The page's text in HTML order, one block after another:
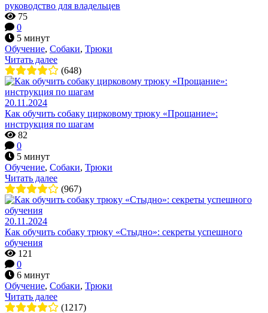
руководство для владельцев
75
0
5 минут
Обучение, Собаки, Трюки
Читать далее
(648)
20.11.2024
Как обучить собаку цирковому трюку «Прощание»:
инструкция по шагам
82
0
5 минут
Обучение, Собаки, Трюки
Читать далее
(967)
20.11.2024
Как обучить собаку трюку «Стыдно»: секреты успешного
обучения
121
0
6 минут
Обучение, Собаки, Трюки
Читать далее
(1217)